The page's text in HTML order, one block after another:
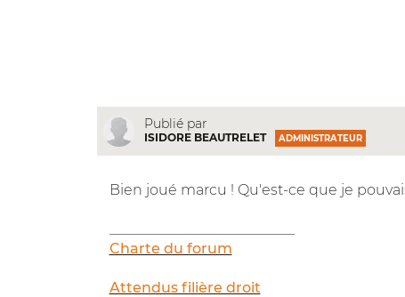
Publié par
ISIDORE BEAUTRELET ADMINISTRATEUR
Bien joué marcu ! Qu'est-ce que je
Charte du forum
Attendus filière droit